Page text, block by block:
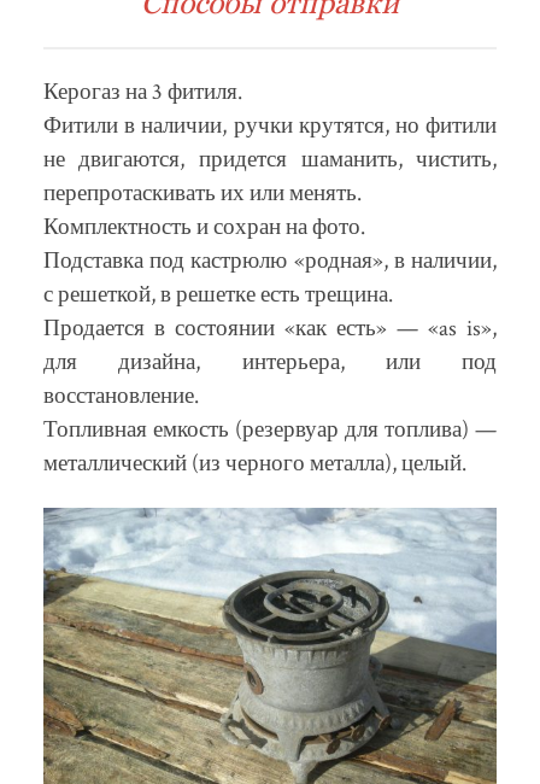
Керогаз на 3 фитиля.
Фитили в наличии, ручки крутятся, но фитили
не двигаются, придется шаманить, чистить,
перепротаскивать их или менять.
Комплектность и сохран на фото.
Подставка под кастрюлю «родная», в наличии,
с решеткой, в решетке есть трещина.
Продается в состоянии «как есть» — «as is»,
для дизайна, интерьера, или под
восстановление.
Топливная емкость (резервуар для топлива) —
металлический (из черного металла), целый.